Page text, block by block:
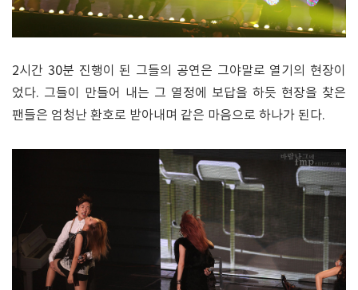
2시간 30분 진행이 된 그들의 공연은 그야말로 열기의 현장이
었다. 그들이 만들어 내는 그 열정에 보답을 하듯 현장을 찾은
팬들은 엄청난 환호로 받아내며 같은 마음으로 하나가 된다.